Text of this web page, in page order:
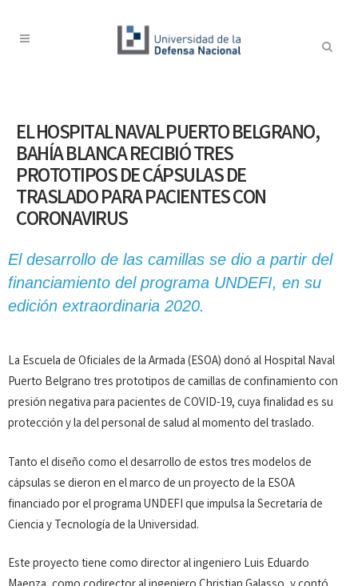
EL HOSPITAL NAVAL PUERTO BELGRANO,
BAHÍA BLANCA RECIBIÓ TRES
PROTOTIPOS DE CÁPSULAS DE
TRASLADO PARA PACIENTES CON
CORONAVIRUS
El desarrollo de las camillas se dio a partir del
financiamiento del programa UNDEFI, en su
edición extraordinaria 2020.
La Escuela de Oficiales de la Armada (ESOA) donó al Hospital Naval
Puerto Belgrano tres prototipos de camillas de confinamiento con
presión negativa para pacientes de COVID-19, cuya finalidad es su
protección y la del personal de salud al momento del traslado.
Tanto el diseño como el desarrollo de estos tres modelos de
cápsulas se dieron en el marco de un proyecto de la ESOA
financiado por el programa UNDEFI que impulsa la Secretaría de
Ciencia y Tecnología de la Universidad.
Este proyecto tiene como director al ingeniero Luis Eduardo